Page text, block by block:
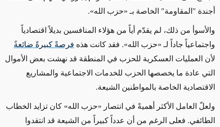
أجندة "المقاومة" الخاصة بـ «حزب الله».
والأسوأ من ذلك، لم يقدّم أياً من هؤلاء المنافسين بديلاً اقتصادياً
واجتماعياً جاداً لـ «حزب الله». فقد كانت هذه فرصةً كبيرةً ضائعة
لأن العمليات العسكرية للحزب في المنطقة قد نهشت بعض الأموال
التي عادة ما يخصصها الحزب للخدمات الاجتماعية والمشاريع
الاقتصادية الخاصة بالمواطنين الشيعة.
ولعلّ العامل الأكثر أهميةً في انتصار «حزب الله» كان تزايد الخطاب
الطائفي. فعلى الرغم من أن عدداً كبيراً من الشيعة قد انتقدوا